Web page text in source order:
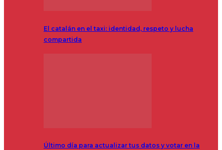
El catalán en el taxi: identidad, respeto y lucha
compartida
Último día para actualizar tus datos y votar en la